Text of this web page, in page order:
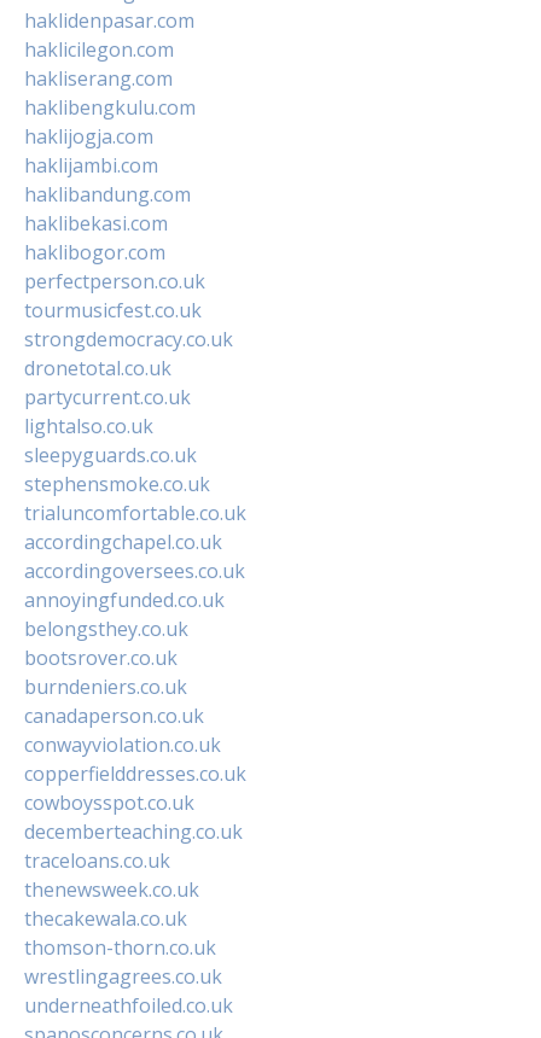
haklidenpasar.com
haklicilegon.com
hakliserang.com
haklibengkulu.com
haklijogja.com
haklijambi.com
haklibandung.com
haklibekasi.com
haklibogor.com
perfectperson.co.uk
tourmusicfest.co.uk
strongdemocracy.co.uk
dronetotal.co.uk
partycurrent.co.uk
lightalso.co.uk
sleepyguards.co.uk
stephensmoke.co.uk
trialuncomfortable.co.uk
accordingchapel.co.uk
accordingoversees.co.uk
annoyingfunded.co.uk
belongsthey.co.uk
bootsrover.co.uk
burndeniers.co.uk
canadaperson.co.uk
conwayviolation.co.uk
copperfielddresses.co.uk
cowboysspot.co.uk
decemberteaching.co.uk
traceloans.co.uk
thenewsweek.co.uk
thecakewala.co.uk
thomson-thorn.co.uk
wrestlingagrees.co.uk
underneathfoiled.co.uk